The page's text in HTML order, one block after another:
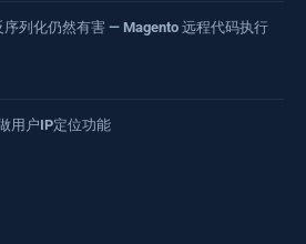
列化仍然有害 — Magento 远程代码执行
用户IP定位功能